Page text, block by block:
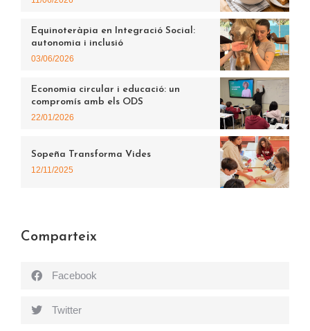
Equinoteràpia en Integració Social:
autonomia i inclusió
03/06/2026
Economia circular i educació: un
compromís amb els ODS
22/01/2026
Sopeña Transforma Vides
12/11/2025
Comparteix
Facebook
Twitter